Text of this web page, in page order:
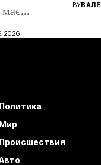
BY
Политика
Мир
Происшествия